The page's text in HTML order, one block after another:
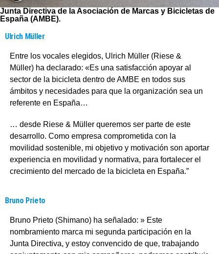
Junta Directiva de la Asociación de Marcas y Bicicletas de
España (AMBE).
Ulrich Müller
Entre los vocales elegidos, Ulrich Müller (Riese &
Müller) ha declarado: «Es una satisfacción apoyar al
sector de la bicicleta dentro de AMBE en todos sus
ámbitos y necesidades para que la organización sea un
referente en España…
… desde Riese & Müller queremos ser parte de este
desarrollo. Como empresa comprometida con la
movilidad sostenible, mi objetivo y motivación son aportar
experiencia en movilidad y normativa, para fortalecer el
crecimiento del mercado de la bicicleta en España.”
Bruno Prieto
Bruno Prieto (Shimano) ha señalado: » Este
nombramiento marca mi segunda participación en la
Junta Directiva, y estoy convencido de que, trabajando